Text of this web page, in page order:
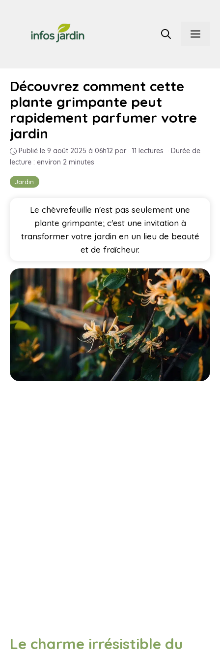
contenu
Jardin
Découvrez comment cette
plante grimpante peut
rapidement parfumer votre
jardin
Publié le 9 août 2025 à 06h12 par · 11 lectures · Durée de
lecture : environ 2 minutes
Le chèvrefeuille n'est pas seulement une
plante grimpante; c'est une invitation à
transformer votre jardin en un lieu de beauté
et de fraîcheur.
Le charme irrésistible du